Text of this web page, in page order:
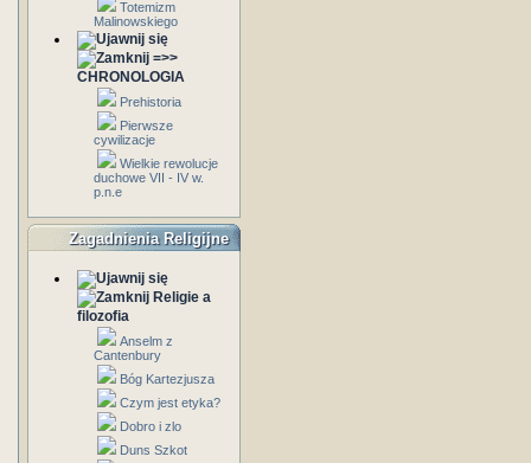
Totemizm
Malinowskiego
=>>
CHRONOLOGIA
Prehistoria
Pierwsze
cywilizacje
Wielkie rewolucje
duchowe VII - IV w.
p.n.e
Zagadnienia Religijne
Religie a
filozofia
Anselm z
Cantenbury
Bóg Kartezjusza
Czym jest etyka?
Dobro i zlo
Duns Szkot